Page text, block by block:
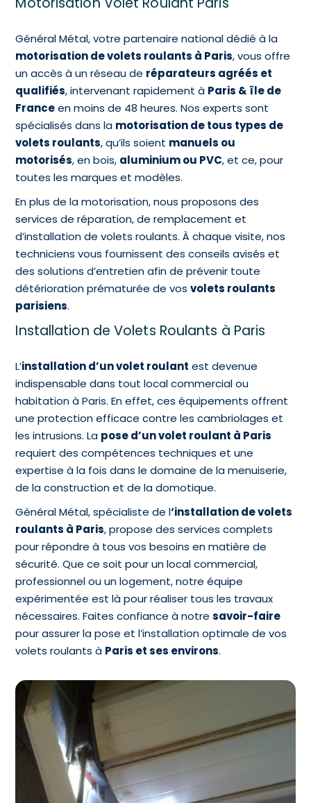
Général Métal, votre partenaire national dédié à la
motorisation de volets roulants à Paris, vous offre
un accès à un réseau de réparateurs agréés et
qualifiés, intervenant rapidement à Paris & île de
Franceen moins de 48 heures. Nos experts sont
spécialisés dans la motorisation de tous types de
volets roulants, qu’ils soient manuels ou
motorisés, en bois, aluminium ou PVC, et ce, pour
toutes les marques et modèles.
En plus de la motorisation, nous proposons des
services de réparation, de remplacement et
d’installation de volets roulants. À chaque visite, nos
techniciens vous fournissent des conseils avisés et
des solutions d’entretien afin de prévenir toute
détérioration prématurée de vosvolets roulants
parisiens.
Installation de Volets Roulants à Paris
L’installation d’un volet roulant est devenue
indispensable dans tout local commercial ou
habitation à Paris. En effet, ces équipements offrent
une protection efficace contre les cambriolages et
les intrusions. La pose d’un volet roulant à Paris
requiert des compétences techniques et une
expertise à la fois dans le domaine de la menuiserie,
de la construction et de la domotique.
Général Métal, spécialiste de l‘installation de volets
roulants à Paris, propose des services complets
pour répondre à tous vos besoins en matière de
sécurité. Que ce soit pour un local commercial,
professionnel ou un logement, notre équipe
expérimentée est là pour réaliser tous les travaux
nécessaires. Faites confiance à notresavoir-faire
pour assurer la pose et l’installation optimale de vos
volets roulants à Paris et ses environs.